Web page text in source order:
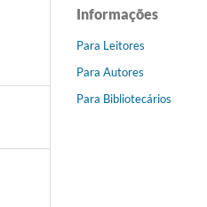
Informações
Para Leitores
Para Autores
Para Bibliotecários